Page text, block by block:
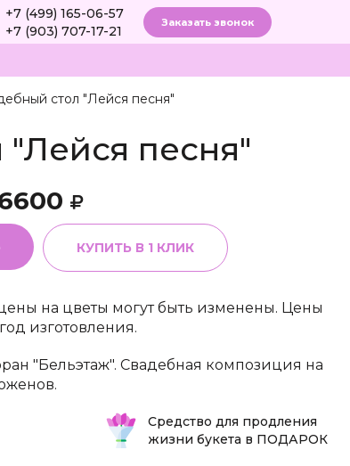
+7 (499) 165-06-57
+7 (903) 707-17-21
Заказать звонок
стол "Лейся песня"
песня"
КУПИТЬ В 1 КЛИК
на цветы могут быть изменены. Цены
изготовления.
"Бельэтаж". Свадебная композиция на
Средство для продления
жизни букета в ПОДАРОК